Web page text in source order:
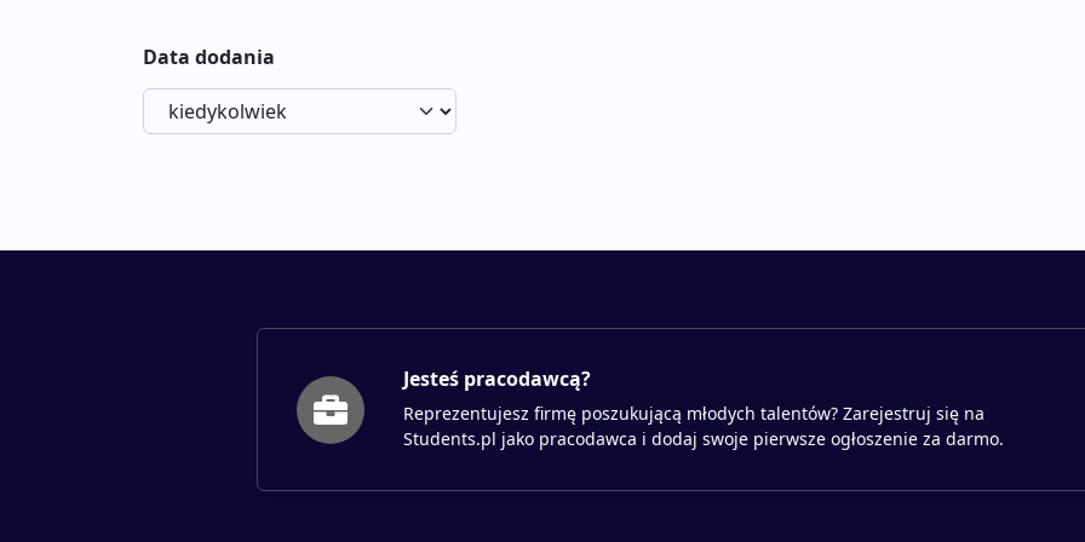
Data dodania
Jesteś pracodawcą?
Reprezentujesz firmę poszukującą młodych talentów? Zarejestruj się na
Students.pl jako pracodawca i dodaj swoje pierwsze ogłoszenie za darmo.